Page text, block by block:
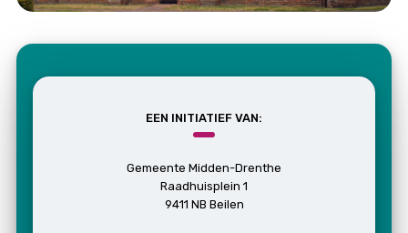
EEN INITIATIEF VAN:
Gemeente Midden-Drenthe
Raadhuisplein 1
9411 NB Beilen